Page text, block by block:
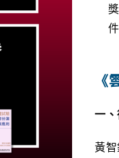
《
一
黃